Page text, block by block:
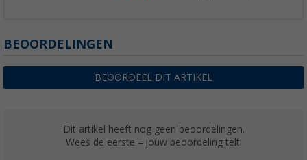
BEOORDELINGEN
BEOORDEEL DIT ARTIKEL
Dit artikel heeft nog geen beoordelingen.
Wees de eerste – jouw beoordeling telt!